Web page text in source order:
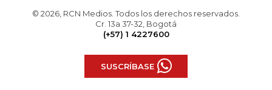
© 2026, RCN Medios. Todos los derechos reservados.
Cr. 13a 37-32, Bogotá
(+57) 1 4227600
SUSCRÍBASE